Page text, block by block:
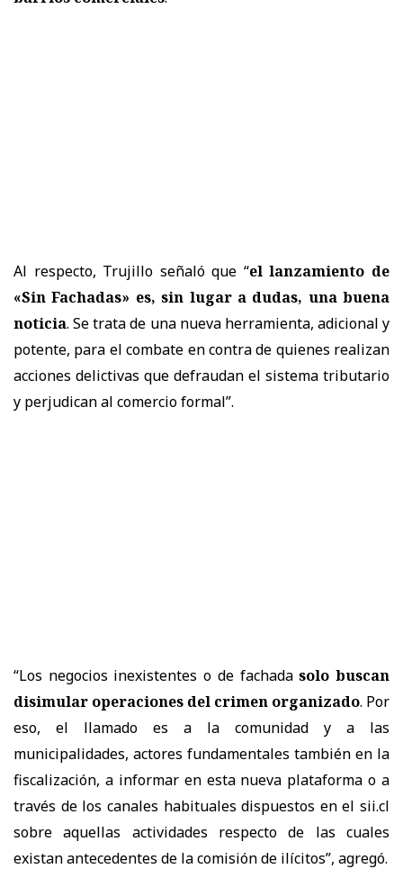
Al respecto, Trujillo señaló que “el lanzamiento de
«Sin Fachadas» es, sin lugar a dudas, una buena
noticia. Se trata de una nueva herramienta, adicional y
potente, para el combate en contra de quienes realizan
acciones delictivas que defraudan el sistema tributario
y perjudican al comercio formal”.
“Los negocios inexistentes o de fachadasolo buscan
disimular operaciones del crimen organizado. Por
eso, el llamado es a la comunidad y a las
municipalidades, actores fundamentales también en la
fiscalización, a informar en esta nueva plataforma o a
través de los canales habituales dispuestos en el sii.cl
sobre aquellas actividades respecto de las cuales
existan antecedentes de la comisión de ilícitos”, agregó.